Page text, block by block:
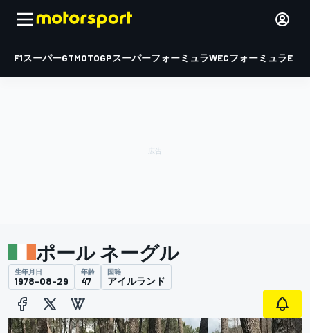
F1スーパーGTMOTOGPスーパーフォーミュラWECフォーミュラE
ポール ネーグル
生年月日
1978-08-29
年齢
47
国籍
アイルランド